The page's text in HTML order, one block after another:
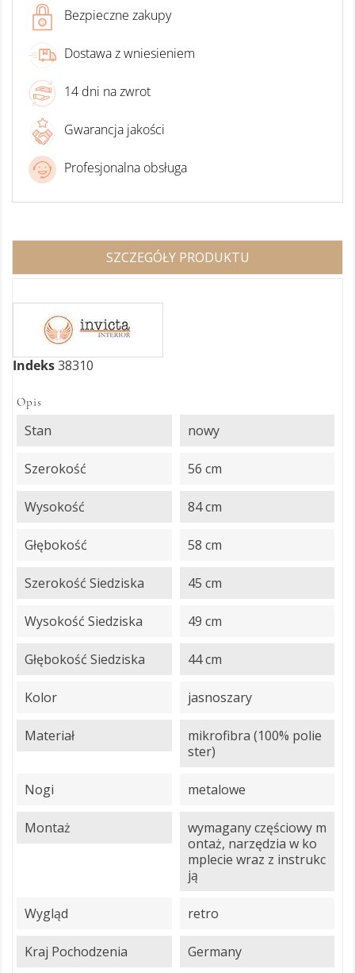
Bezpieczne zakupy
Dostawa z wniesieniem
14 dni na zwrot
Gwarancja jakości
Profesjonalna obsługa
SZCZEGÓŁY PRODUKTU
Indeks38310
Opis
Stan nowy
Szerokość 56 cm
Wysokość 84 cm
Głębokość 58 cm
Szerokość Siedziska 45 cm
Wysokość Siedziska 49 cm
Głębokość Siedziska 44 cm
Kolor jasnoszary
Materiał
mikrofibra (100% polie
ster)
Nogi metalowe
Montaż
wymagany częściowy m
ontaż, narzędzia w ko
mplecie wraz z instrukc
ją
Wygląd retro
Kraj Pochodzenia Germany